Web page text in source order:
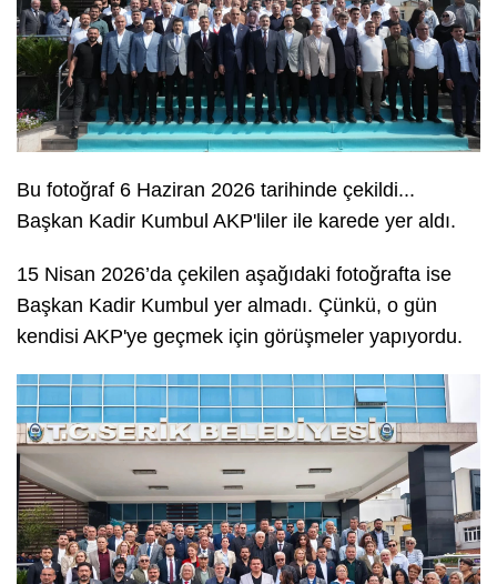
Bu fotoğraf 6 Haziran 2026 tarihinde çekildi...
Başkan Kadir Kumbul AKP'liler ile karede yer aldı.
15 Nisan 2026’da çekilen aşağıdaki fotoğrafta ise
Başkan Kadir Kumbul yer almadı. Çünkü, o gün
kendisi AKP'ye geçmek için görüşmeler yapıyordu.